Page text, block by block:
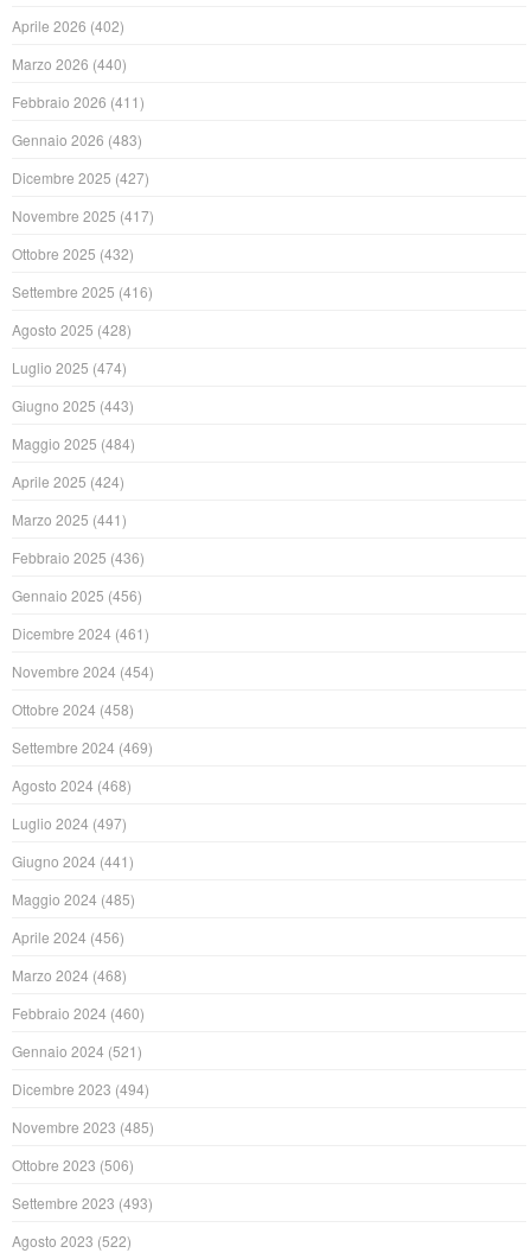
Aprile 2026 (402)
Marzo 2026 (440)
Febbraio 2026 (411)
Gennaio 2026 (483)
Dicembre 2025 (427)
Novembre 2025 (417)
Ottobre 2025 (432)
Settembre 2025 (416)
Agosto 2025 (428)
Luglio 2025 (474)
Giugno 2025 (443)
Maggio 2025 (484)
Aprile 2025 (424)
Marzo 2025 (441)
Febbraio 2025 (436)
Gennaio 2025 (456)
Dicembre 2024 (461)
Novembre 2024 (454)
Ottobre 2024 (458)
Settembre 2024 (469)
Agosto 2024 (468)
Luglio 2024 (497)
Giugno 2024 (441)
Maggio 2024 (485)
Aprile 2024 (456)
Marzo 2024 (468)
Febbraio 2024 (460)
Gennaio 2024 (521)
Dicembre 2023 (494)
Novembre 2023 (485)
Ottobre 2023 (506)
Settembre 2023 (493)
Agosto 2023 (522)